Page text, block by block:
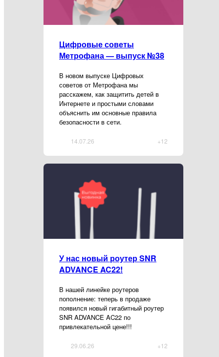
Цифровые советы
Метрофана — выпуск №38
В новом выпуске Цифровых
советов от Метрофана мы
расскажем, как защитить детей в
Интернете и простыми словами
объяснить им основные правила
безопасности в сети.
+12
14.07.26
У нас новый роутер SNR
ADVANCE AC22!
В нашей линейке роутеров
пополнение: теперь в продаже
появился новый гигабитный роутер
SNR ADVANCE AC22 по
привлекательной цене!!!
+12
29.06.26